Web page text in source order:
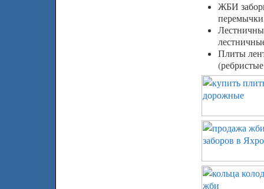
ЖБИ
Плиты